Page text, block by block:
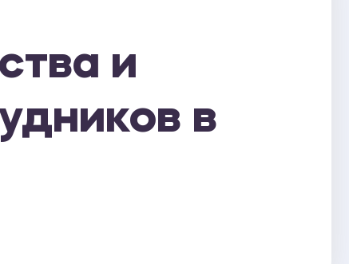
Отчет по практике
и
в